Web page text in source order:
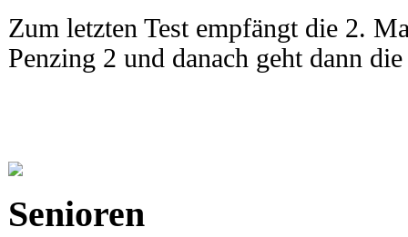
Zum letzten Test empfängt die 2.
Penzing 2 und danach geht dann
Senioren